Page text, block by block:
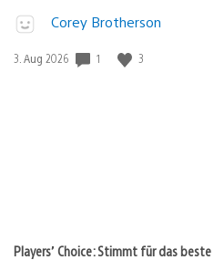
Corey Brotherson
Veröffentlichungsdatum:
3. Aug 2026 1 3
Players’ Choice: Stimmt für das